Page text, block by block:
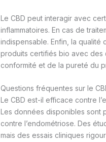
Le CBD peut interagir avec
inflammatoires. En cas de
indispensable. Enfin, la qualité
produits certifiés bio avec des
conformité et de la pureté du
Questions fréquentes sur le
Le CBD est-il efficace contre
Les données disponibles sont
contre l’endométriose. Des
mais des essais cliniques